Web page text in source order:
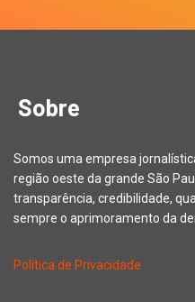
Sobre
Somos uma empresa
região oeste da grande São
transparência, credibilidade,
sempre o aprimoramento da
Política de Privacidade